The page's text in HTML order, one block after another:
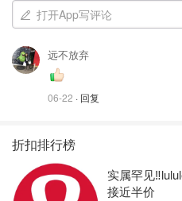
打开App写评论
远不放弃
06-22 · 回复
折扣排行榜
实属罕见
接近半价